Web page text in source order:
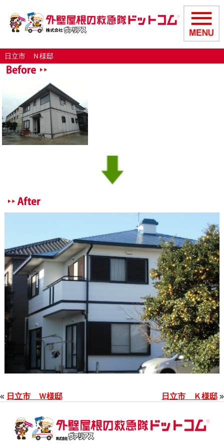
日立市 Ｎ様邸
« 日立市 Ｗ様邸 日立市 Ｋ様邸 »